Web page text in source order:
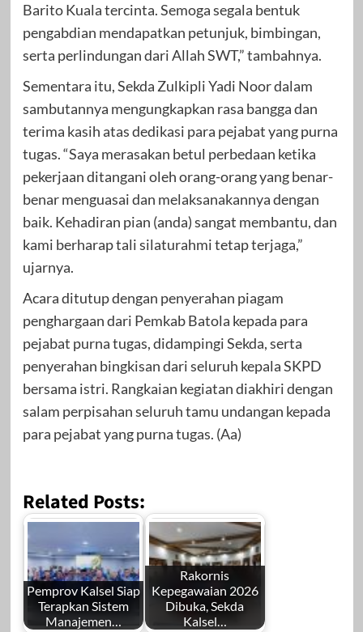
Barito Kuala tercinta. Semoga segala bentuk
pengabdian mendapatkan petunjuk, bimbingan,
serta perlindungan dari Allah SWT,” tambahnya.
Sementara itu, Sekda Zulkipli Yadi Noor dalam
sambutannya mengungkapkan rasa bangga dan
terima kasih atas dedikasi para pejabat yang purna
tugas. “Saya merasakan betul perbedaan ketika
pekerjaan ditangani oleh orang-orang yang benar-
benar menguasai dan melaksanakannya dengan
baik. Kehadiran pian (anda) sangat membantu, dan
kami berharap tali silaturahmi tetap terjaga,”
ujarnya.
Acara ditutup dengan penyerahan piagam
penghargaan dari Pemkab Batola kepada para
pejabat purna tugas, didampingi Sekda, serta
penyerahan bingkisan dari seluruh kepala SKPD
bersama istri. Rangkaian kegiatan diakhiri dengan
salam perpisahan seluruh tamu undangan kepada
para pejabat yang purna tugas. (Aa)
Related Posts:
Pemprov Kalsel Siap
Terapkan Sistem
Manajemen…
Rakornis
Kepegawaian 2026
Dibuka, Sekda
Kalsel…